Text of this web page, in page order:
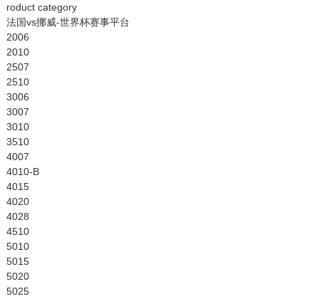
法国vs挪威-世界杯赛事平台
联系方式
客户留言
人才招聘
English
roduct category
法国vs挪威-世界杯赛事平台
2006
2010
2507
2510
3006
3007
3010
3510
4007
4010-B
4015
4020
4028
4510
5010
5015
5020
5025